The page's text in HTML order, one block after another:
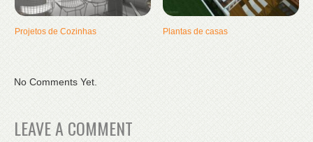
Projetos de Cozinhas Plantas de casas
No Comments Yet.
LEAVE A COMMENT